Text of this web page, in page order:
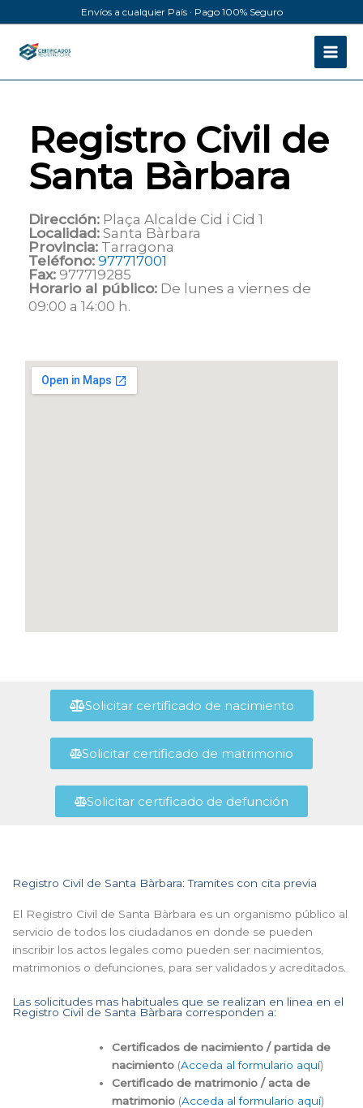
al
contenido
Envíos a cualquier País · Pago 100% Seguro
Registro Civil de
Santa Bàrbara
Dirección: Plaça Alcalde Cid i Cid 1
Localidad: Santa Bàrbara
Provincia: Tarragona
Teléfono: 977717001
Fax: 977719285
Horario al público: De lunes a viernes de
09:00 a 14:00 h.
Solicitar certificado de nacimiento
Solicitar certificado de matrimonio
Solicitar certificado de defunción
Registro Civil de Santa Bàrbara: Tramites con cita previa
El Registro Civil de Santa Bàrbara es un organismo público al
servicio de todos los ciudadanos en donde se pueden
inscribir los actos legales como pueden ser nacimientos,
matrimonios o defunciones, para ser validados y acreditados.
Las solicitudes mas habituales que se realizan en linea en el
Registro Civil de Santa Bàrbara corresponden a:
Certificados de nacimiento / partida de
nacimiento (Acceda al formulario aquí)
Certificado de matrimonio / acta de
matrimonio (Acceda al formulario aquí)